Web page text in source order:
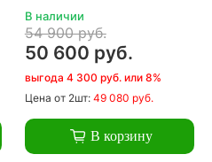
В наличии
54 900 руб.
50 600 руб.
выгода 4 300 руб. или 8%
Цена от 2шт: 49 080 руб.
В корзину